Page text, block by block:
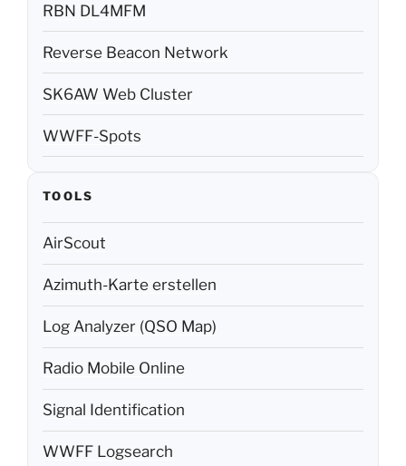
RBN DL4MFM
Reverse Beacon Network
SK6AW Web Cluster
WWFF-Spots
TOOLS
AirScout
Azimuth-Karte erstellen
Log Analyzer (QSO Map)
Radio Mobile Online
Signal Identification
WWFF Logsearch